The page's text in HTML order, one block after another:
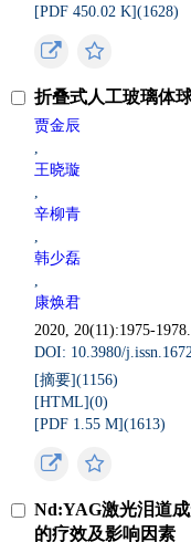
[PDF 450.02 K](1628)
折叠式人工玻璃体
贾金辰
,
王晓璇
,
辛柳青
,
韩少磊
,
康焕君
2020, 20(11):1975-1978.
DOI: 10.3980/
[摘要](1156)
[HTML](0)
[PDF 1.55 M](1613)
Nd:YAG激光泪道
的疗效及影响因素